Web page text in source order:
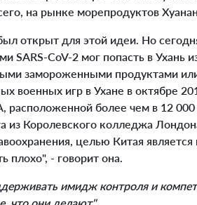
на рынке морепродуктов
открыт для этой идеи. Но
SARS-CoV-2 мог попасть в Ухань
замороженными продуктами
военных игр в Ухане в октябре
расположенной более чем в 12
из Королевского колледжа
целью Китая
плохо", - говорит она.
имидж контроля и